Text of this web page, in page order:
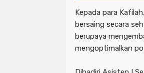
Kepada para
bersaing secara
berupaya
mengoptimalkan